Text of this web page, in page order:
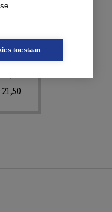
21,50
toestaan